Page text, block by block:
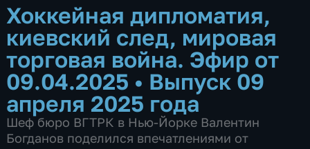
Хоккейная дипломатия,
киевский след, мировая
торговая война. Эфир от
09.04.2025 • Выпуск 09
апреля 2025 года
Шеф бюро ВГТРК в Нью-Йорке Валентин
Богданов поделился впечатлениями от